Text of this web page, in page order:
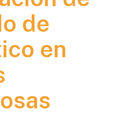
de
en